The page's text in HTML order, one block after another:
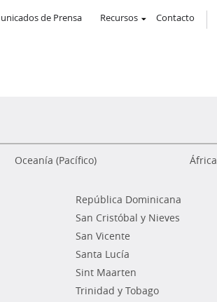
de Prensa Recursos Contacto
Oceanía (Pacífico) África
República Dominicana
San Cristóbal y Nieves
San Vicente
Santa Lucía
Sint Maarten
Trinidad y Tobago